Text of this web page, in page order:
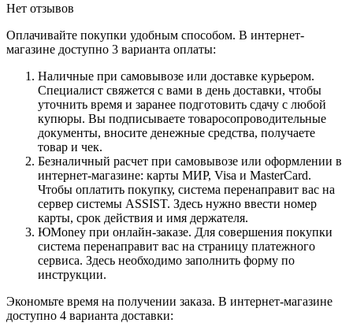
Нет отзывов
Оплачивайте покупки удобным способом. В интернет-
магазине доступно 3 варианта оплаты:
Наличные при самовывозе или доставке курьером.
Специалист свяжется с вами в день доставки, чтобы
уточнить время и заранее подготовить сдачу с любой
купюры. Вы подписываете товаросопроводительные
документы, вносите денежные средства, получаете
товар и чек.
Безналичный расчет при самовывозе или оформлении в
интернет-магазине: карты МИР, Visa и MasterCard.
Чтобы оплатить покупку, система перенаправит вас на
сервер системы ASSIST. Здесь нужно ввести номер
карты, срок действия и имя держателя.
ЮMoney при онлайн-заказе. Для совершения покупки
система перенаправит вас на страницу платежного
сервиса. Здесь необходимо заполнить форму по
инструкции.
Экономьте время на получении заказа. В интернет-магазине
доступно 4 варианта доставки: